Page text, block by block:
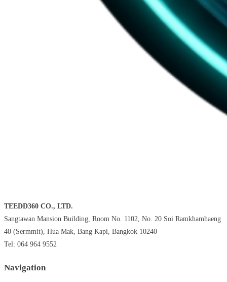
TEEDD360 CO., LTD.
Sangtawan Mansion Building, Room No. 1102, No. 20 Soi Ramkhamhaeng
40 (Sermmit), Hua Mak, Bang Kapi, Bangkok 10240
Tel: 064 964 9552
Navigation